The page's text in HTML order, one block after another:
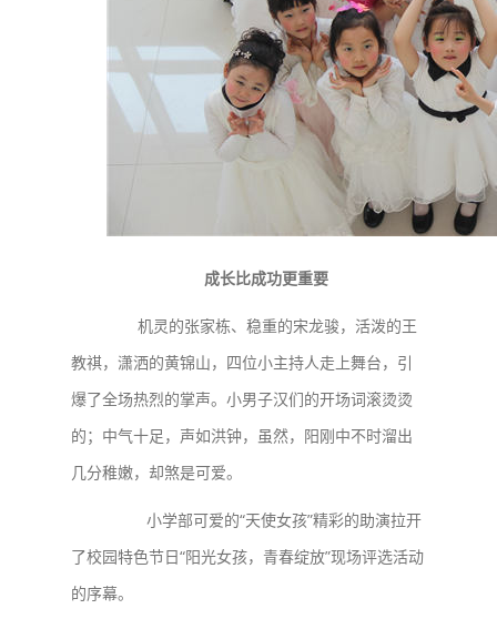
成长比成功更重要
机灵的张家栋、稳重的宋龙骏，活泼的王
教祺，潇洒的黄锦山，四位小主持人走上舞台，引
爆了全场热烈的掌声。小男子汉们的开场词滚烫烫
的；中气十足，声如洪钟，虽然，阳刚中不时溜出
几分稚嫩，却煞是可爱。
小学部可爱的“天使女孩”精彩的助演拉开
了校园特色节日“阳光女孩，青春绽放”现场评选活动
的序幕。